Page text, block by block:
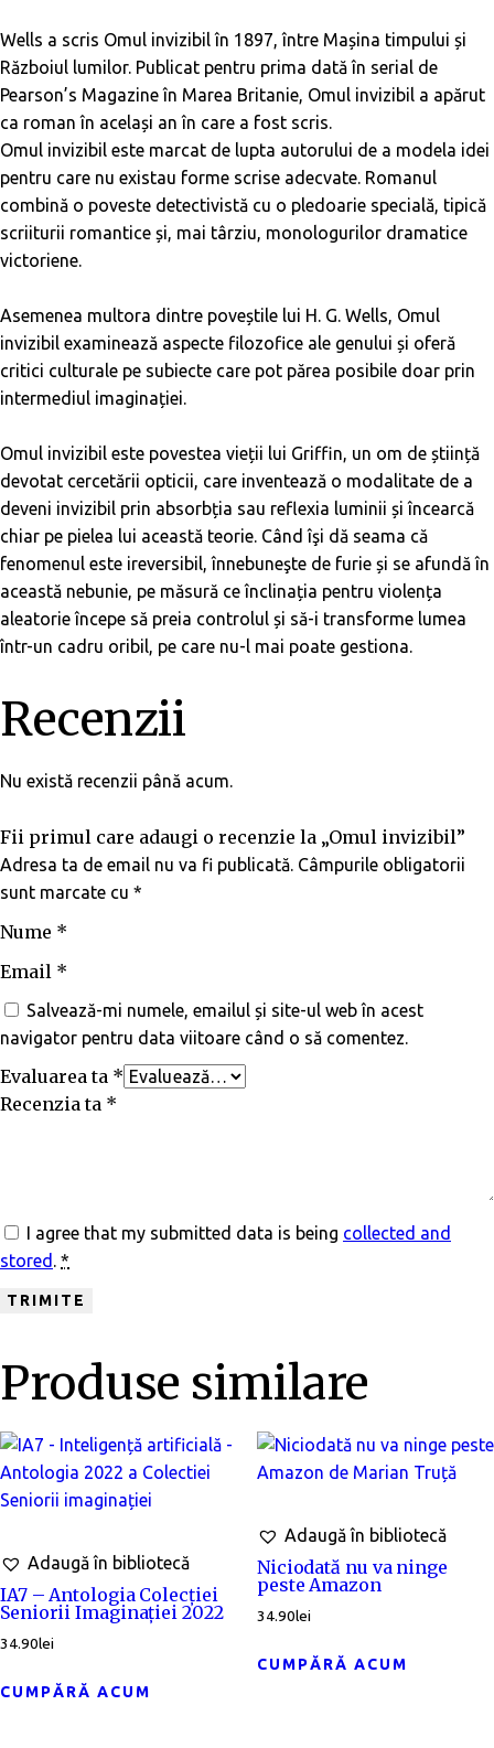
Wells a scris Omul invizibil în 1897, între Mașina timpului și
Războiul lumilor. Publicat pentru prima dată în serial de
Pearson’s Magazine în Marea Britanie, Omul invizibil a apărut
ca roman în același an în care a fost scris.
Omul invizibil este marcat de lupta autorului de a modela idei
pentru care nu existau forme scrise adecvate. Romanul
combină o poveste detectivistă cu o pledoarie specială, tipică
scriiturii romantice și, mai târziu, monologurilor dramatice
victoriene.
Asemenea multora dintre poveștile lui H. G. Wells, Omul
invizibil examinează aspecte filozofice ale genului și oferă
critici culturale pe subiecte care pot părea posibile doar prin
intermediul imaginației.
Omul invizibil este povestea vieții lui Griffin, un om de știință
devotat cercetării opticii, care inventează o modalitate de a
deveni invizibil prin absorbția sau reflexia luminii și încearcă
chiar pe pielea lui această teorie. Când îşi dă seama că
fenomenul este ireversibil, înnebuneşte de furie și se afundă în
această nebunie, pe măsură ce înclinația pentru violența
aleatorie începe să preia controlul și să-i transforme lumea
într-un cadru oribil, pe care nu-l mai poate gestiona.
Recenzii
Nu există recenzii până acum.
Fii primul care adaugi o recenzie la „Omul invizibil”
Adresa ta de email nu va fi publicată. Câmpurile obligatorii
sunt marcate cu *
Nume *
Email *
Salvează-mi numele, emailul și site-ul web în acest
navigator pentru data viitoare când o să comentez.
Evaluarea ta *
Recenzia ta *
I agree that my submitted data is being collected and
stored *
Produse similare
Adaugă în bibliotecă
IA7 – Antologia Colecției
Seniorii Imaginației 2022
34.90lei
CUMPĂRĂ ACUM
Adaugă în bibliotecă
Niciodată nu va ninge
peste Amazon
34.90lei
CUMPĂRĂ ACUM